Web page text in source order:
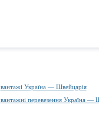
вантажі Україна — Швейцарія
вантажні перевезення Україна —